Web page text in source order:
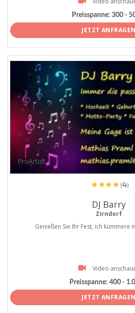
Preisspanne: 300 -
JETZT ANFRAGEN
ProArtist
(4)
DJ Barry
Zirndorf
Genießen Sie Ihr Fest, ich kümmere
Video
Preisspanne: 400 -
JETZT ANFRAGEN